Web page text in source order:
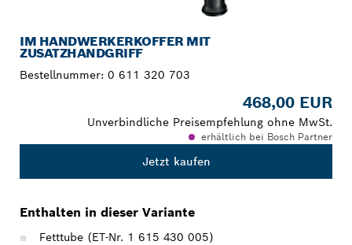
IM HANDWERKERKOFFER MIT
ZUSATZHANDGRIFF
Bestellnummer: 0 611 320 703
468,00 EUR
Unverbindliche Preisempfehlung ohne MwSt.
erhältlich bei Bosch Partner
Jetzt kaufen
Enthalten in dieser Variante
Fetttube (ET-Nr. 1 615 430 005)